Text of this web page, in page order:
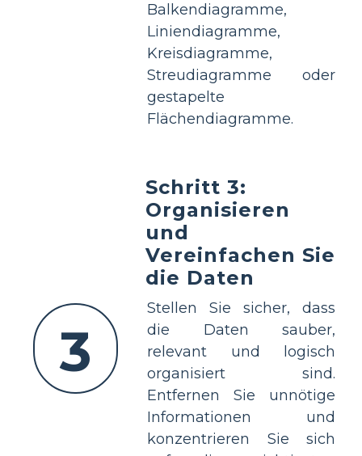
Balkendiagramme,
Liniendiagramme,
Kreisdiagramme,
Streudiagramme oder
gestapelte
Flächendiagramme.
3
Schritt 3:
Organisieren
und
Vereinfachen Sie
die Daten
Stellen Sie sicher, dass
die Daten sauber,
relevant und logisch
organisiert sind.
Entfernen Sie unnötige
Informationen und
konzentrieren Sie sich